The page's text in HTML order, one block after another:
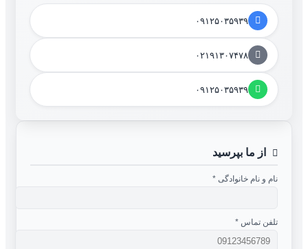
۰۹۱۲۵۰۳۵۹۳۹
۰۲۱۹۱۳۰۷۴۷۸
۰۹۱۲۵۰۳۵۹۳۹
از ما بپرسید
نام و نام خانوادگی *
تلفن تماس *